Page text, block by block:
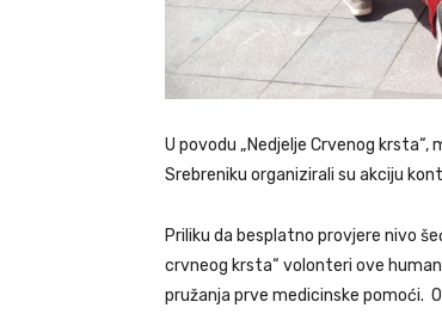
U povodu „Nedjelje Crvenog
Srebreniku organizirali su akciju
Priliku da besplatno provjere nivo
crvneog krsta“ volonteri ove
pružanja prve medicinske pomoći.